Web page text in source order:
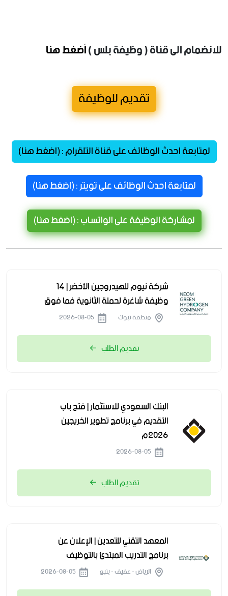
للانضمام الى قناة ( وظيفة بلس )أضغط هنا
تقديم للوظيفة
لمتابعة احدث الوظائف على قناة التلقرام : (اضغط هنا)
لمتابعة احدث الوظائف على تويتر : (اضغط هنا)
لمشاركة الوظيفة على الواتساب : (اضغط هنا)
شركة نيوم للهيدروجين الأخضر | 14
وظيفة شاغرة لحملة الثانوية فما فوق
منطقة تبوك
تقديم الطلب
البنك السعودي للاستثمار | فتح باب
التقديم في برنامج تطوير الخريجين
2026م
تقديم الطلب
المعهد التقني للتعدين | الإعلان عن
برنامج التدريب المبتدئ بالتوظيف
الرياض - عفيف - ينبع